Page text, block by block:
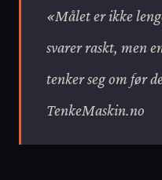
«Målet er ikke
svarer raskt, men
tenker seg om før
TenkeMaskin.no